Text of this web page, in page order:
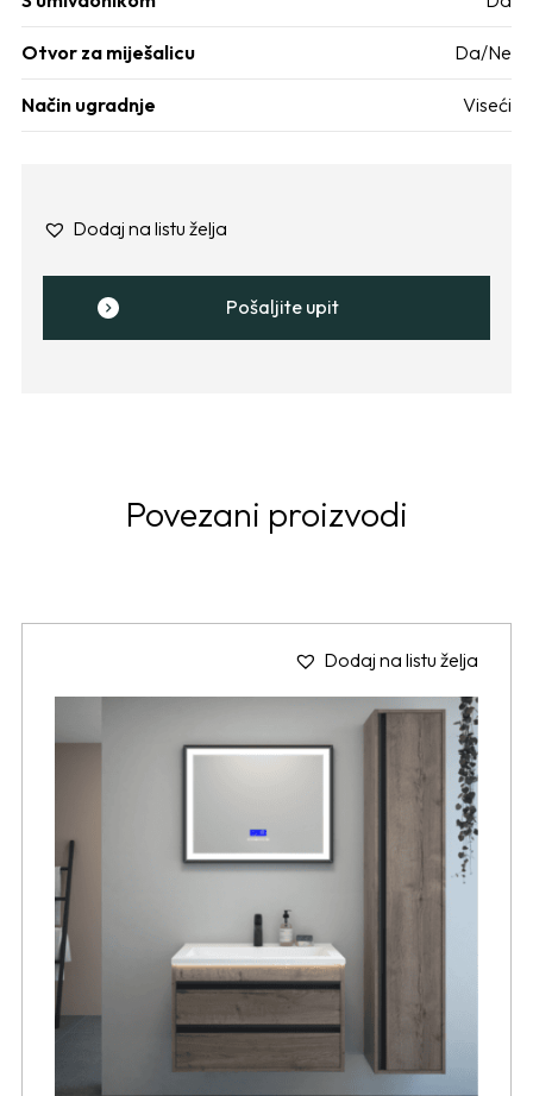
Otvor za miješalicu Da/Ne
Način ugradnje Viseći
Dodaj na listu želja
Pošaljite upit
Povezani proizvodi
Dodaj na listu želja